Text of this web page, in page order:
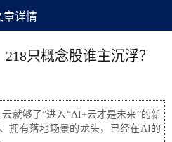
章详情
只概念股谁主沉浮？
就够了”进入“AI+云才是未来”的新
拥有落地场景的龙头，已经在AI的